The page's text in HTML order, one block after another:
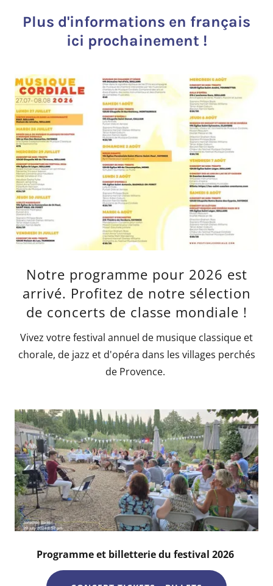
Plus d'informations en français
ici prochainement !
Notre programme pour 2026 est
arrivé. Profitez de notre sélection
de concerts de classe mondiale !
Vivez votre festival annuel de musique classique et
chorale, de jazz et d'opéra dans les villages perchés
de Provence.
Programme et billetterie du festival 2026